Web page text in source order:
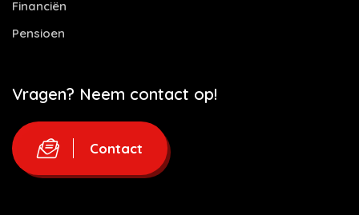
Financiën
Pensioen
Vragen? Neem contact op!
Contact